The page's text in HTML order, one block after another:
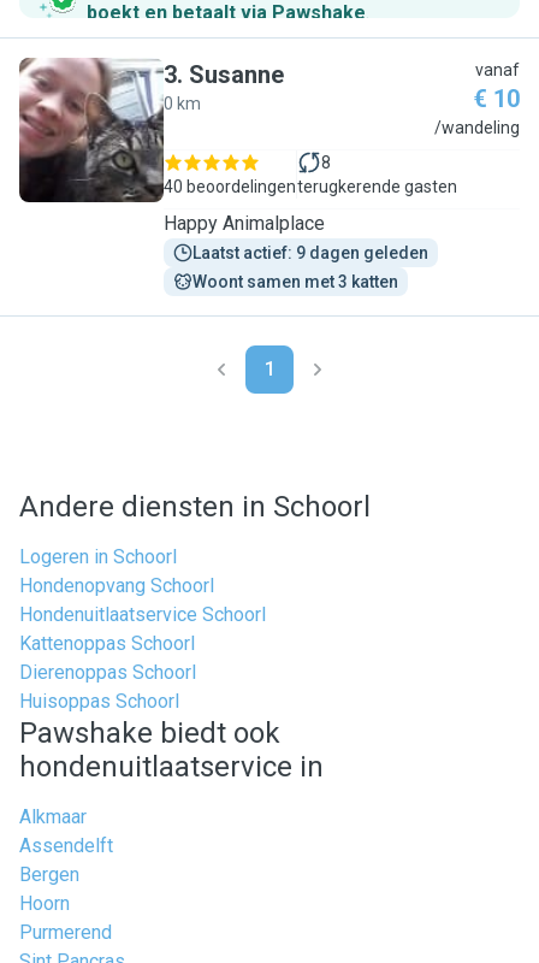
boekt en betaalt via Pawshake.
S
3. Susanne
0 km
vanaf
€ 10
/wandeling
40 beoordelingen
8
terugkerende gasten
Happy Animalplace
Laatst actief: 9 dagen geleden
Woont samen met 3 katten
1
Andere diensten in Schoorl
Logeren in Schoorl
Hondenopvang Schoorl
Hondenuitlaatservice Schoorl
Kattenoppas Schoorl
Dierenoppas Schoorl
Huisoppas Schoorl
Pawshake biedt ook
hondenuitlaatservice in
Alkmaar
Assendelft
Bergen
Hoorn
Purmerend